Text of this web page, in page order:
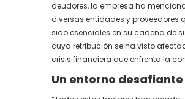
deudores, la empresa ha
diversas entidades y proveedores
sido esenciales en su cadena de
cuya retribución se ha visto
crisis financiera que enfrenta la
Un entorno